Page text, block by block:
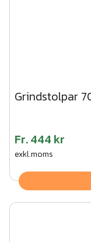
Grindstolpar
Fr.444 kr
exkl.moms